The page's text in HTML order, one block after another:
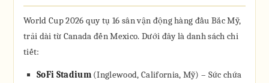
World Cup 2026 quy tụ 16 sân vận động hàng đầu Bắc Mỹ,
trải dài từ Canada đến Mexico. Dưới đây là danh sách chi
tiết:
SoFi Stadium(Inglewood, California, Mỹ) – Sức chứa